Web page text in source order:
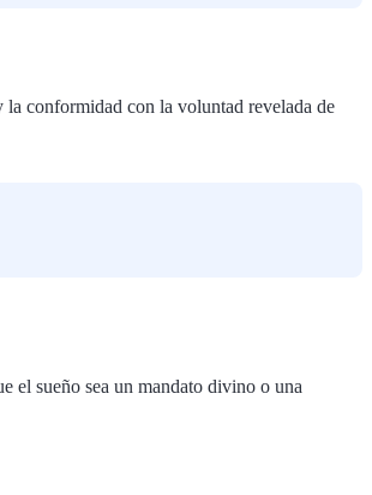
conformidad con la voluntad revelada de
el sueño sea un mandato divino o una